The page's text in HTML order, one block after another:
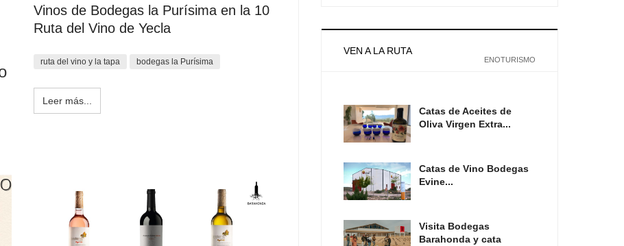
Vinos de Bodegas la Purísima en la 10
Ruta del Vino de Yecla
ruta del vino y la tapa bodegas la Purísima
Leer más...
VEN A LA RUTA
ENOTURISMO
Catas de Aceites de
Oliva Virgen Extra...
Catas de Vino Bodegas
Evine...
Visita Bodegas
Barahonda y cata